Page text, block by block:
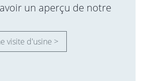
un aperçu de notre
visite d'usine >